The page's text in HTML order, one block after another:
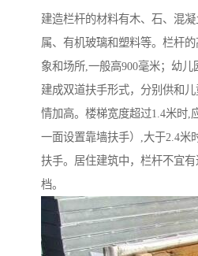
建造栏杆的材料有木、石、混
属、有机玻璃和塑料等。栏杆
象和场所,一般高900毫米；幼儿
建成双道扶手形式，分别供和
情加高。楼梯宽度超过1.4米时,
一面设置靠墙扶手）,大于2.4米
扶手。居住建筑中，栏杆不宜
档。